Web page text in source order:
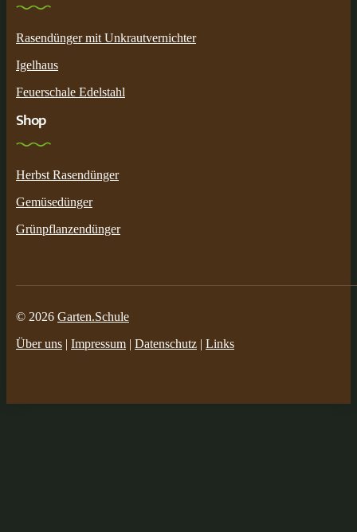
Rasendünger mit Unkrautvernichter
Igelhaus
Feuerschale Edelstahl
Shop
Herbst Rasendünger
Gemüsedünger
Grünpflanzendünger
© 2026 Garten.Schule
Über uns | Impressum | Datenschutz | Links